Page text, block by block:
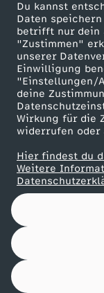
Du kannst
Daten
betrifft nur dein
"Zustimmen"
unserer
Einwilligung
"Einstellungen/
deine
Wirkung für die
widerrufen oder
Hier findest du
Weitere
67 KB (PDF)
Herunterladen
66 KB (PDF)
Beef Tri-Tip
Herunterladen
21 KB (PDF)
Panettone-
Pfannkuchen-